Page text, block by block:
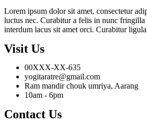
Lorem ipsum dolor sit amet, consectetur
luctus nec. Curabitur a felis in nunc
interdum lacus sit amet orci. Curabitur
Visit Us
00XXX-XX-635
yogitaratre@gmail.com
Ram mandir chouk umriya, Aarang
10am - 6pm
Contact Us